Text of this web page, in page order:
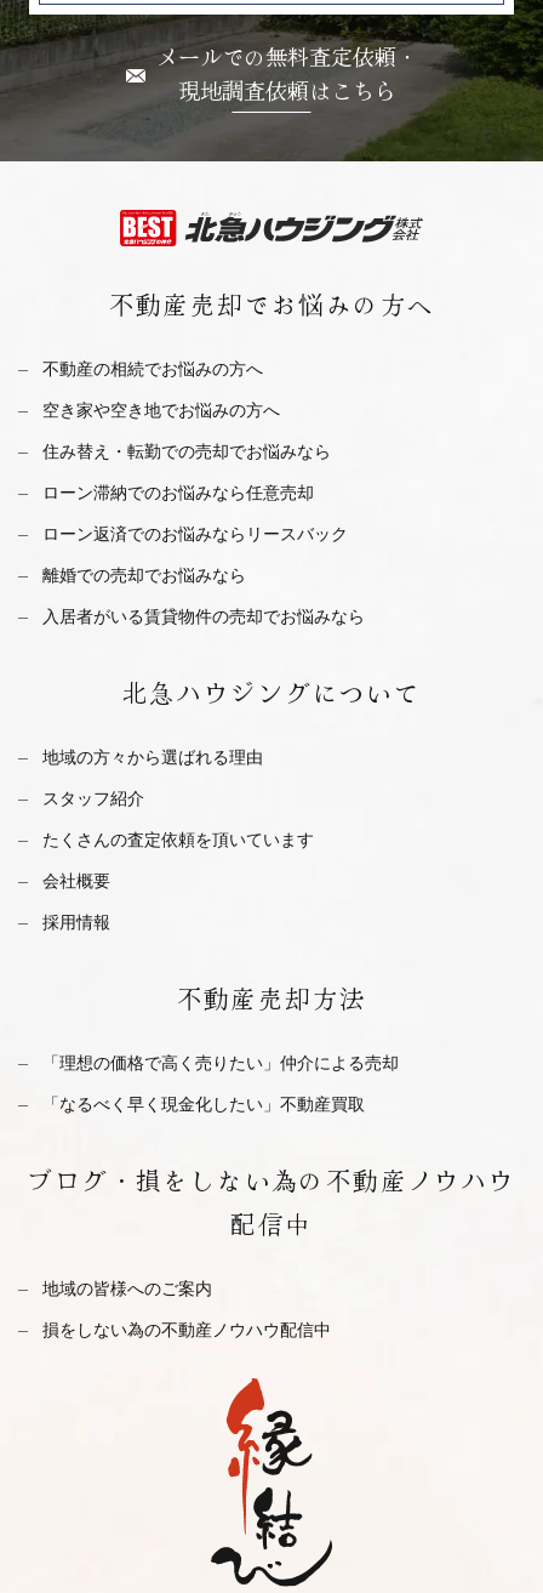
メールでの無料査定依頼・
現地調査依頼はこちら
不動産売却で お悩みの方へ
不動産の相続でお悩みの方へ
空き家や空き地でお悩みの方へ
住み替え・転勤での売却でお悩みなら
ローン滞納でのお悩みなら任意売却
ローン返済でのお悩みならリースバック
離婚での売却でお悩みなら
入居者がいる賃貸物件の売却でお悩みなら
北急ハウジングについて
地域の方々から選ばれる理由
スタッフ紹介
たくさんの査定依頼を頂いています
会社概要
採用情報
不動産 売却方法
「理想の価格で高く売りたい」仲介による売却
「なるべく早く現金化したい」不動産買取
ブログ・ 損をしない為の不動産ノウハウ
配信中
地域の皆様へのご案内
損をしない為の不動産ノウハウ配信中